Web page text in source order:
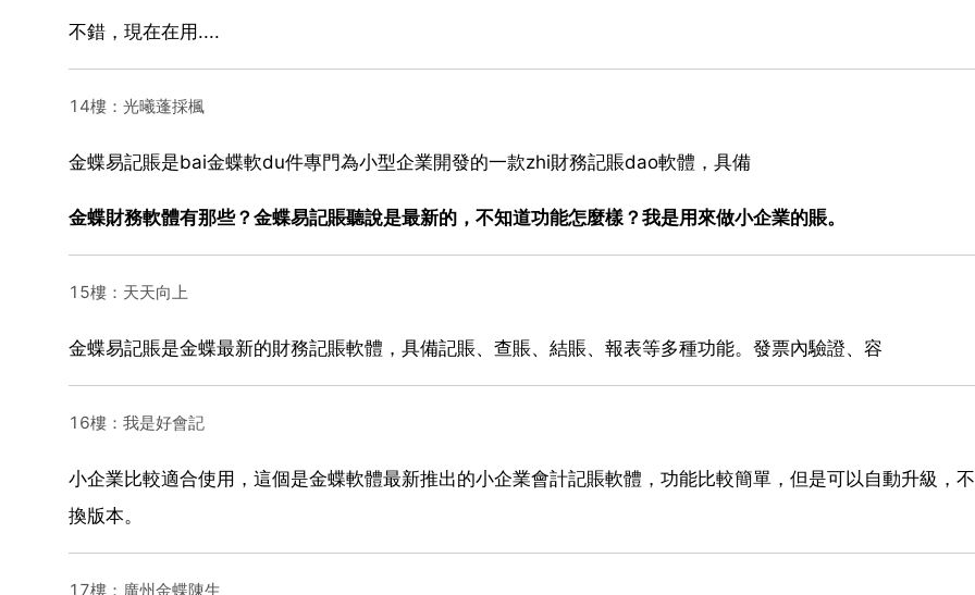
不錯，現在在用....
14樓：光曦蓬採楓
金蝶易記賬是bai金蝶軟du件專門為小型企業開發的一款zhi財務記賬dao軟體，具備
金蝶財務軟體有那些？金蝶易記賬聽說是最新的，不知道功能怎麼樣？我是用來做小企業的賬。
15樓：天天向上
金蝶易記賬是金蝶最新的財務記賬軟體，具備記賬、查賬、結賬、報表等多種功能。發票內驗證、容
16樓：我是好會記
小企業比較適合使用，這個是金蝶軟體最新推出的小企業會計記賬軟體，功能比較簡單，但是可以自動升級，
換版本。
17樓：廣州金蝶陳生